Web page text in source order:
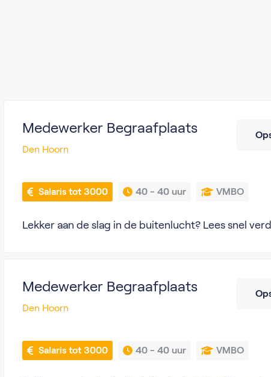
Medewerker Begraafplaats
Den Hoorn
Salaris tot 3000 40 - 40 uur VMBO
Lekker aan de slag in de buitenlucht? Lees snel
Medewerker Begraafplaats
Den Hoorn
Salaris tot 3000 40 - 40 uur VMBO